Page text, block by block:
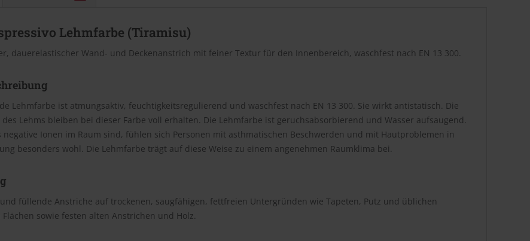
Lehmfarbe (Tiramisu)
dauerelastischer Wand- und Deckenanstrich mit feiner Textur für den Innenbereich, waschfest nach EN 13 300.
Lehmfarbe ist atmungsaktiv, feuchtigkeitsregulierend und waschfest nach EN 13 300. Sie wirkt antistatisch. Die
des Lehms bleiben bei dieser Farbe voll erhalten. Die Lehmfarbe ist geruchsabsorbierend und Wasser aufsaugend.
negative Ionen im Raum sind, fühlen sich Personen mit asthmatischen Beschwerden und mit Hautproblemen in
besonders wohl. Die Lehmfarbe trägt auf diese Weise zu einem angenehmen Raumklima bei.
füllende Anstriche auf trockenen, saugfähigen, fettfreien Untergründen wie Tapeten, Putz und üblichen
sowie festen alten Anstrichen und Holz.